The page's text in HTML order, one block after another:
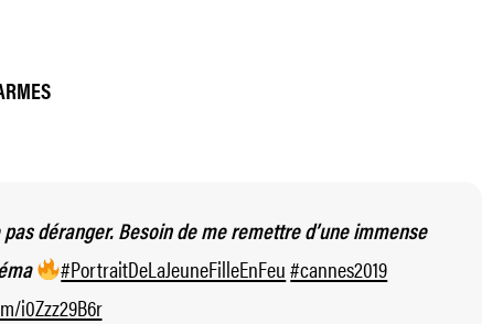
déranger. Besoin de me remettre d’une immense
#PortraitDeLaJeuneFilleEnFeu#cannes2019
i0Zzz29B6r